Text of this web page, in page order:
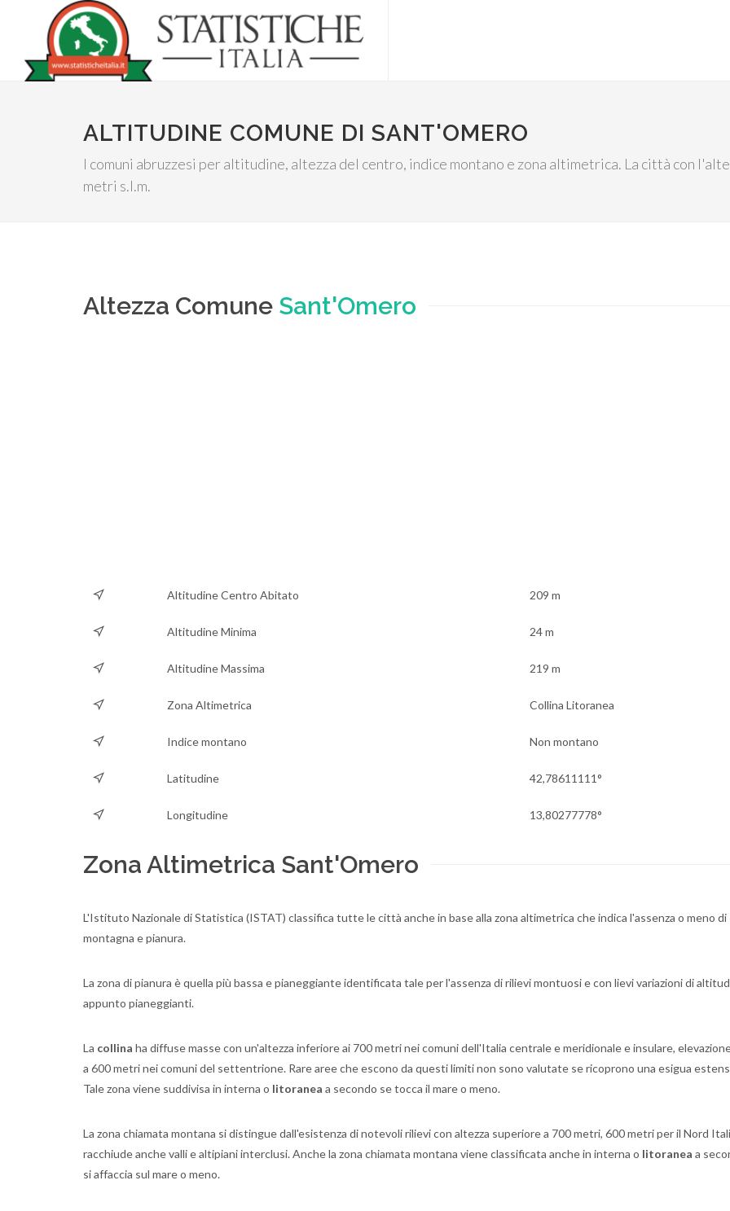
ALTITUDINE COMUNE DI SANT'OMERO
I comuni abruzzesi per altitudine, altezza del centro, indice montano e zona altimetrica. La città con
metri s.l.m.
Altezza Comune Sant'Omero
Altitudine Centro Abitato 209 m
Altitudine Minima 24 m
Altitudine Massima 219 m
Zona Altimetrica Collina Litoranea
Indice montano Non montano
Latitudine 42,78611111°
Longitudine 13,80277778°
Zona Altimetrica Sant'Omero
L'Istituto Nazionale di Statistica (ISTAT) classifica tutte le città anche in base alla zona altimetrica che indica l'assenza o meno di
montagna e pianura.
La zona di pianura è quella più bassa e pianeggiante identificata tale per l'assenza di rilievi montuosi e con lievi variazioni di
appunto pianeggianti.
La collina ha diffuse masse con un'altezza inferiore ai 700 metri nei comuni dell'Italia centrale e meridionale e insulare,
a 600 metri nei comuni del settentrione. Rare aree che escono da questi limiti non sono valutate se ricoprono una esigua
Tale zona viene suddivisa in interna o litoranea a secondo se tocca il mare o meno.
La zona chiamata montana si distingue dall'esistenza di notevoli rilievi con altezza superiore a 700 metri, 600 metri per il Nord
racchiude anche valli e altipiani interclusi. Anche la zona chiamata montana viene classificata anche in interna o litoranea a
si affaccia sul mare o meno.